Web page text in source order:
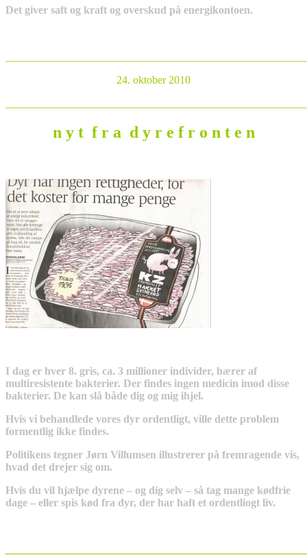
Det giver saft og kraft og overskud på energikontoen.
24. oktober 2010
n y t f r a d y r e f r o n t e n
I dag er hver 8. gris, ca. 3 millioner individer, bærer af
multiresistente bakterier. Der findes ingen medicin imod disse
bakterier. De kan slå både dig og mig ihjel.
Hvis vi behandlede vores dyr ordentligt, ville dette problem
formentlig ikke findes.
Politikens tegner Jørn Villumsen illustrerer på fremragende vis,
hvad det drejer sig om.
Hvis du vil hjælpe dyrene – og dig selv – så tag mange kødfrie
dage – eller spis kød fra dyr, der har haft et ordentliogt liv.